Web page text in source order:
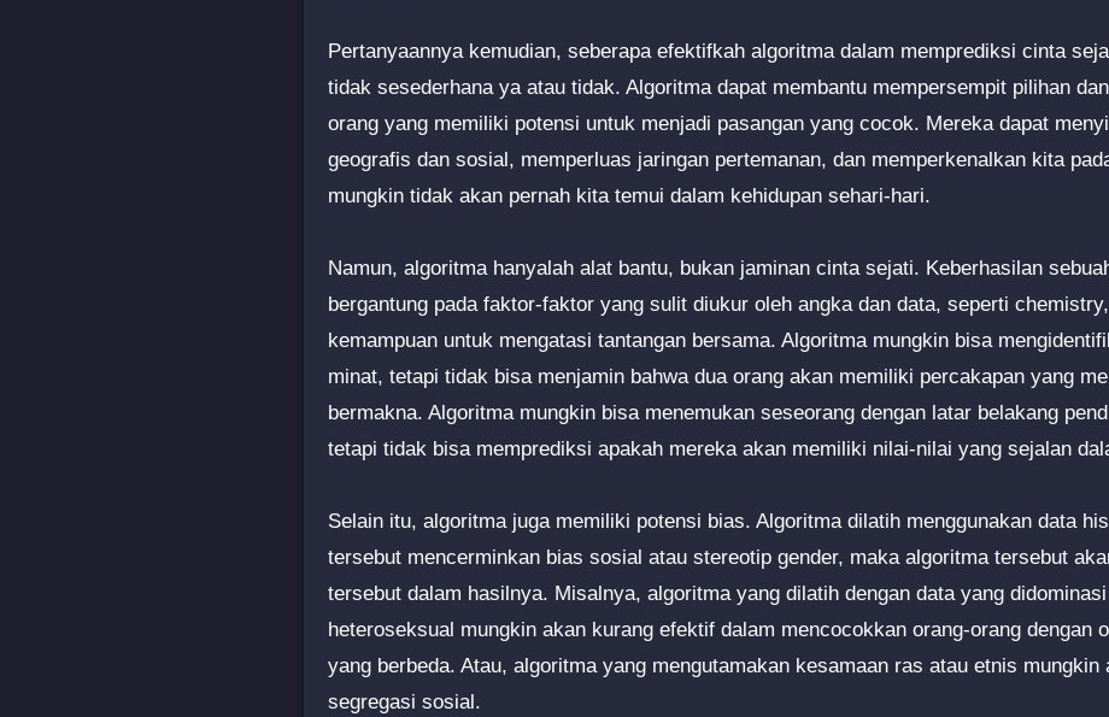
Pertanyaannya kemudian, seberapa efektifkah algoritma dalam memprediksi cinta
tidak sesederhana ya atau tidak. Algoritma dapat membantu mempersempit pilihan
orang yang memiliki potensi untuk menjadi pasangan yang cocok. Mereka dapat
geografis dan sosial, memperluas jaringan pertemanan, dan memperkenalkan kita
mungkin tidak akan pernah kita temui dalam kehidupan sehari-hari.
Namun, algoritma hanyalah alat bantu, bukan jaminan cinta sejati. Keberhasilan
bergantung pada faktor-faktor yang sulit diukur oleh angka dan data, seperti
kemampuan untuk mengatasi tantangan bersama. Algoritma mungkin bisa
minat, tetapi tidak bisa menjamin bahwa dua orang akan memiliki percakapan yang
bermakna. Algoritma mungkin bisa menemukan seseorang dengan latar belakang
tetapi tidak bisa memprediksi apakah mereka akan memiliki nilai-nilai yang sejalan
Selain itu, algoritma juga memiliki potensi bias. Algoritma dilatih menggunakan data
tersebut mencerminkan bias sosial atau stereotip gender, maka algoritma tersebut
tersebut dalam hasilnya. Misalnya, algoritma yang dilatih dengan data yang
heteroseksual mungkin akan kurang efektif dalam mencocokkan orang-orang dengan
yang berbeda. Atau, algoritma yang mengutamakan kesamaan ras atau etnis mungkin
segregasi sosial.